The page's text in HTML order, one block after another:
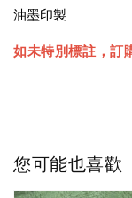
油墨印製
如未特別標註，訂
您可能也喜歡